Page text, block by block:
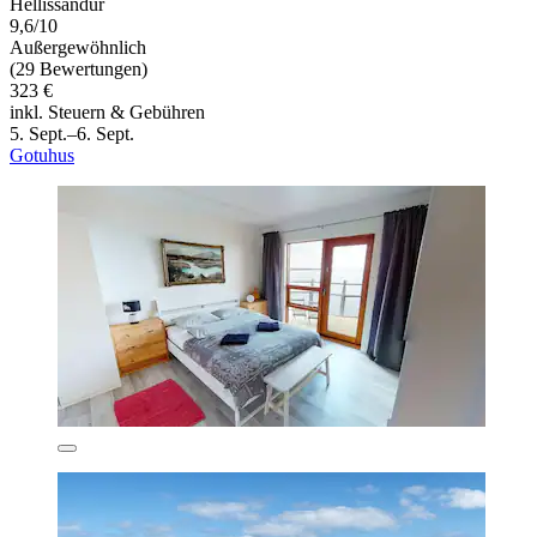
Hellissandur
9,6/10
Außergewöhnlich
(29 Bewertungen)
323 €
inkl. Steuern & Gebühren
5. Sept.–6. Sept.
Gotuhus